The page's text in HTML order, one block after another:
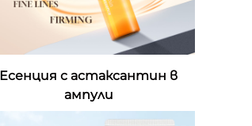
Есенция с астаксантин в
ампули